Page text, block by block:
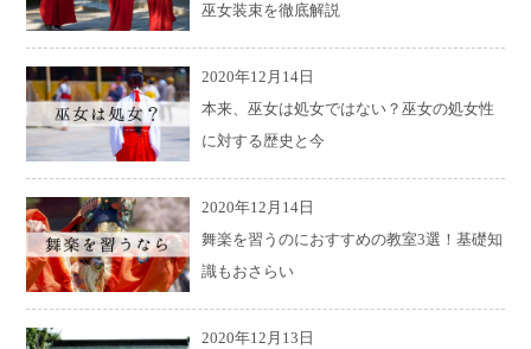
巫女装束を徹底解説
2020年12月14日
本来、巫女は処女ではない？巫女の処女性
に対する歴史と今
2020年12月14日
舞楽を習うのにおすすめの教室3選！基礎知
識もおさらい
2020年12月13日